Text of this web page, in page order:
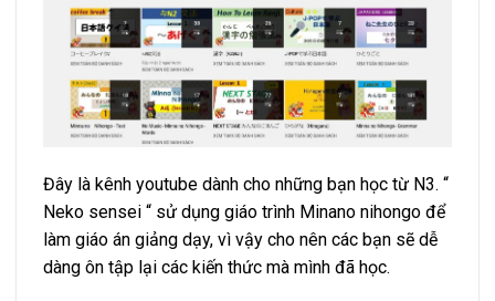
Đây là kênh youtube dành cho những bạn học từ N3. “
Neko sensei “ sử dụng giáo trình Minano nihongo để
làm giáo án giảng dạy, vì vậy cho nên các bạn sẽ dễ
dàng ôn tập lại các kiến thức mà mình đã học.